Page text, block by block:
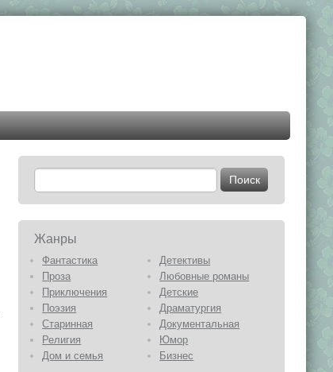
Жанры
Фантастика
Детективы
Проза
Любовные романы
Приключения
Детские
Поэзия
Драматургия
Старинная
Документальная
Религия
Юмор
Дом и семья
Бизнес